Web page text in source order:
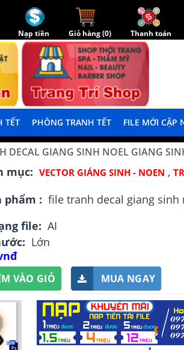
Nạp tiền Giỏ hàng (0) Thanh toán
TẾT PHÔNG TRANH TẾT FILE MỚI CẬP
DECAL GIANG SINH NOEL GIANG
mục: VECTOR GIÁNG SINH - NOEN ,
phẩm : file tranh decal giang sinh
file: AI
Lớn
VÀO GIỎ MUA NGAY